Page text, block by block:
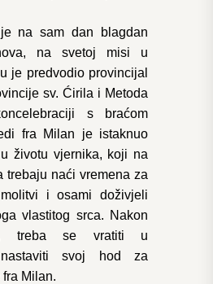
na sam dan blagdan
na svetoj misi u
je predvodio provincijal
sv. Ćirila i Metoda
s braćom
fra Milan je istaknuo
životu vjernika, koji na
trebaju naći vremena za
i osami doživjeli
vlastitog srca. Nakon
treba se vratiti u
svoj hod za
Milan.